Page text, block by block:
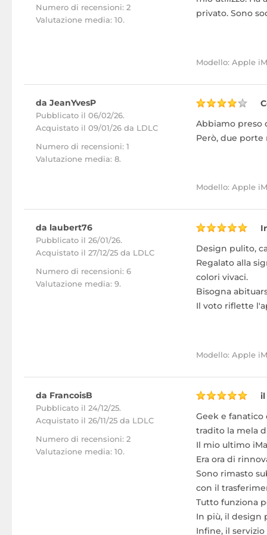
Numero di recensioni: 2
Valutazione media: 10.
privato. Sono
Modello: Apple
da JeanYvesP
Pubblicato il 06/02/26.
Acquistato il 09/01/26 da LDLC
Numero di recensioni: 1
Valutazione media: 8.
Abbiamo preso
Però, due
Modello: Apple
da laubert76
Pubblicato il 26/01/26.
Acquistato il 27/12/25 da LDLC
Numero di recensioni: 6
Valutazione media: 9.
Design pulito,
Regalato alla
colori vivaci.
Bisogna
Il voto riflette
Modello: Apple
da FrancoisB
Pubblicato il 24/12/25.
Acquistato il 26/11/25 da LDLC
Numero di recensioni: 2
Valutazione media: 10.
il
Geek e fanatico
tradito la mela
Il mio ultimo
Era ora di
Sono rimasto
con il
Tutto funziona
In più, il design
Infine, il